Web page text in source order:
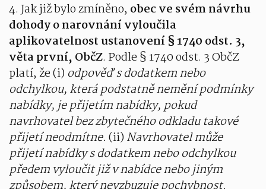
4. Jak již bylo zmíněno, obec ve svém návrhu
dohody o narovnání vyloučila
aplikovatelnost ustanovení § 1740 odst. 3,
věta první, ObčZ. Podle § 1740 odst. 3 ObčZ
platí, že (i) odpověď s dodatkem nebo
odchylkou, která podstatně nemění podmínky
nabídky, je přijetím nabídky, pokud
navrhovatel bez zbytečného odkladu takové
přijetí neodmítne. (ii) Navrhovatel může
přijetí nabídky s dodatkem nebo odchylkou
předem vyloučit již v nabídce nebo jiným